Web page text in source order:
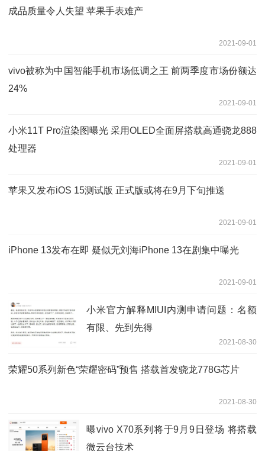
成品质量令人失望 苹果手表难产
2021-09-01
vivo被称为中国智能手机市场低调之王 前两季度市场份额达
24%
2021-09-01
小米11T Pro渲染图曝光 采用OLED全面屏搭载高通骁龙888
处理器
2021-09-01
苹果又发布iOS 15测试版 正式版或将在9月下旬推送
2021-09-01
iPhone 13发布在即 疑似无刘海iPhone 13在剧集中曝光
2021-09-01
小米官方解释MIUI内测申请问题：名额
有限、先到先得
2021-08-30
荣耀50系列新色“荣耀密码”预售 搭载首发骁龙778G芯片
2021-08-30
曝vivo X70系列将于9月9日登场 将搭载
微云台技术